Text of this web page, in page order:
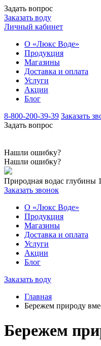
Задать вопрос
Заказать воду
Личный кабинет
О «Люкс Воде»
Продукция
Магазины
Доставка и оплата
Услуги
Акции
Блог
8-800-200-39-39 Заказать
Задать вопрос
Нашли ошибку?
Нашли ошибку?
Природная водас глубины
Заказать звонок
О «Люкс Воде»
Продукция
Магазины
Доставка и оплата
Услуги
Акции
Блог
Заказать воду
Главная
Бережем природу
Бережем